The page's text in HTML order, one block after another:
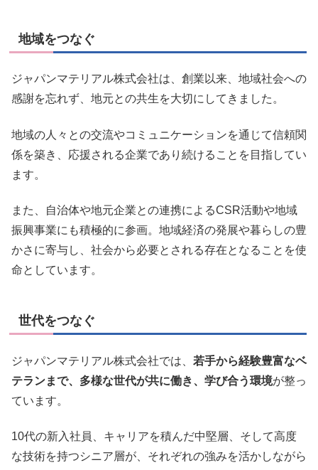
地域をつなぐ
ジャパンマテリアル株式会社は、創業以来、地域社会への
感謝を忘れず、地元との共生を大切にしてきました。
地域の人々との交流やコミュニケーションを通じて信頼関
係を築き、応援される企業であり続けることを目指してい
ます。
また、自治体や地元企業との連携によるCSR活動や地域
振興事業にも積極的に参画。地域経済の発展や暮らしの豊
かさに寄与し、社会から必要とされる存在となることを使
命としています。
世代をつなぐ
ジャパンマテリアル株式会社では、 若手から経験豊富なベ
テランまで、多様な世代が共に働き、学び合う環境が整っ
ています。
10代の新入社員、キャリアを積んだ中堅層、そして高度
な技術を持つシニア層が、それぞれの強みを活かしながら